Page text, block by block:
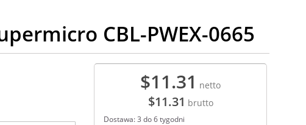
CBL-PWEX-0665
$11.31 netto
$11.31 brutto
Dostawa: 3 do 6 tygodni